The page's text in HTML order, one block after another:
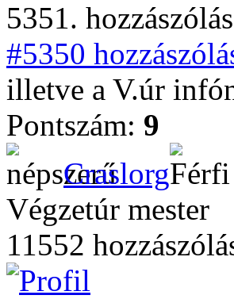
5351.
#5350
illetve a V.úr
Pontszám: 9
Craslorg
Végzetúr mester
11552